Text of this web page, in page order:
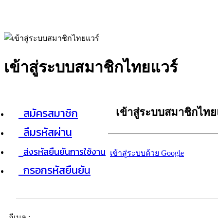
เข้าสู่ระบบสมาชิกไทยแวร์
สมัครสมาชิก
ลืมรหัสผ่าน
ส่งรหัสยืนยันการใช้งาน
กรอกรหัสยืนยัน
เข้าสู่ระบบสมาชิกไท
เข้าสู่ระบบด้วย Google